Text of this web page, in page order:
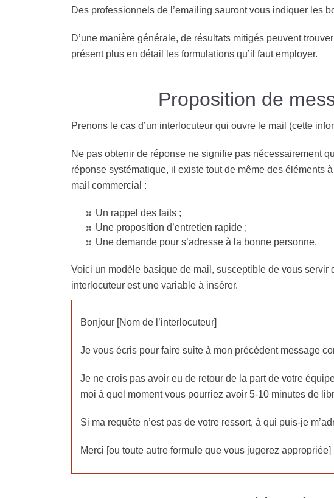
Des professionnels de l’emailing sauront vous indiquer les
D’une manière générale, de résultats mitigés peuvent
présent plus en détail les formulations qu’il faut employer.
Proposition de
Prenons le cas d’un interlocuteur qui ouvre le mail (cette
Ne pas obtenir de réponse ne signifie pas nécessairement
réponse systématique, il existe tout de même des éléments
mail commercial :
Un rappel des faits ;
Une proposition d’entretien rapide ;
Une demande pour s’adresse à la bonne personne.
Voici un modèle basique de mail, susceptible de vous servir
interlocuteur est une variable à insérer.
Bonjour [Nom de l’interlocuteur]
Je vous écris pour faire suite à mon précédent message
Je ne crois pas avoir eu de retour de la part de votre
moi à quel moment vous pourriez avoir 5-10 minutes de
Si ma requête n’est pas de votre ressort, à qui puis-je
Merci [ou toute autre formule que vous jugerez